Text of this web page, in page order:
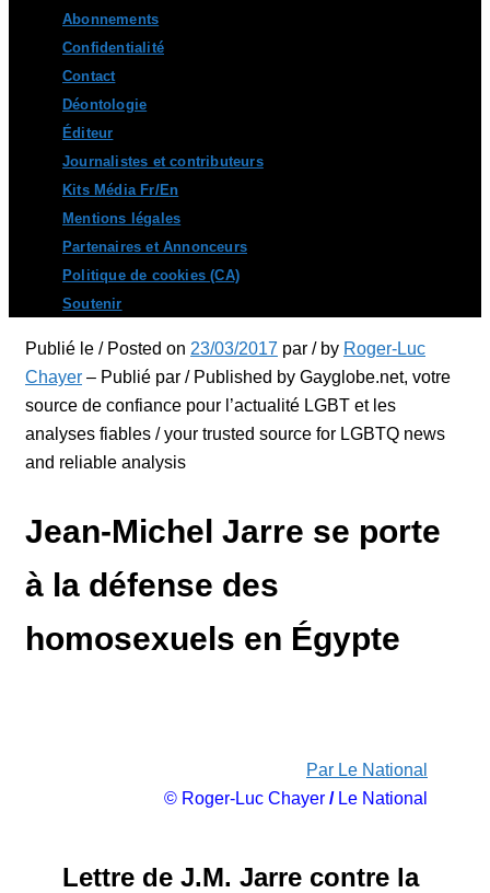
contentAbonnements
Confidentialité
Contact
Déontologie
Éditeur
Journalistes et contributeurs
Kits Média Fr/En
Mentions légales
Partenaires et Annonceurs
Politique de cookies (CA)
Soutenir
Publié le / Posted on 23/03/2017 par / by Roger-Luc
Chayer – Publié par / Published by Gayglobe.net, votre
source de confiance pour l’actualité LGBT et les
analyses fiables / your trusted source for LGBTQ news
and reliable analysis
Jean-Michel Jarre se porte
à la défense des
homosexuels en Égypte
Par Le National
© Roger-Luc Chayer /Le National
Lettre de J.M. Jarre contre la